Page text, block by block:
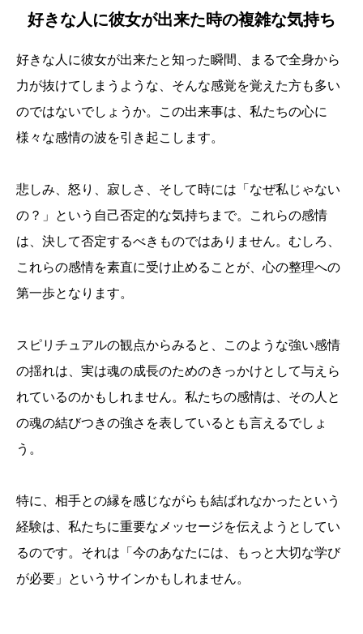
好きな人に彼女が出来た時の複雑な気持ち
好きな人に彼女が出来たと知った瞬間、まるで全身から
力が抜けてしまうような、そんな感覚を覚えた方も多い
のではないでしょうか。この出来事は、私たちの心に
様々な感情の波を引き起こします。
悲しみ、怒り、寂しさ、そして時には「なぜ私じゃない
の？」という自己否定的な気持ちまで。これらの感情
は、決して否定するべきものではありません。むしろ、
これらの感情を素直に受け止めることが、心の整理への
第一歩となります。
スピリチュアルの観点からみると、このような強い感情
の揺れは、実は魂の成長のためのきっかけとして与えら
れているのかもしれません。私たちの感情は、その人と
の魂の結びつきの強さを表しているとも言えるでしょ
う。
特に、相手との縁を感じながらも結ばれなかったという
経験は、私たちに重要なメッセージを伝えようとしてい
るのです。それは「今のあなたには、もっと大切な学び
が必要」というサインかもしれません。